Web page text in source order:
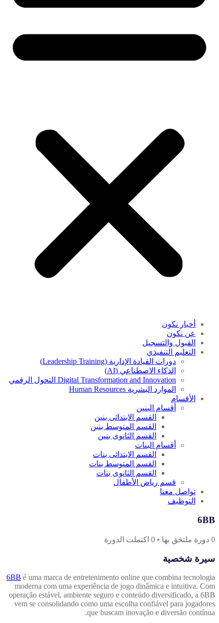
أخبار نكون
عن نكون
القبول والتسجيل
التعليم التنفيذي
دورات القيادة الإدارية (Leadership Training)
الذكاء الاصطناعي (AI)
Digital Transformation and Innovation التحول الرقمي
الموارد البشرية Human Resources
الأقسام
أقسام البنين
القسم الابتدائى بنين
القسم المتوسط بنين
القسم الثانوى بنين
أقسام البنات
القسم الابتدائى بنات
القسم المتوسط بنات
القسم الثانوى بنات
قسم رياض الأطفال
تواصل معنا
التوظيف
6BB
0 دورة ملتحَق بها •
0 اكتملت الدورة
سيرة شخصية
6BB é uma marca de entretenimento online que combina tecnologia
moderna com uma experiência de jogo dinâmica e intuitiva. Com
operação estável, ambiente seguro e conteúdo diversificado, a 6BB
vem se consolidando como uma escolha confiável para jogadores
que buscam inovação e diversão contínua.